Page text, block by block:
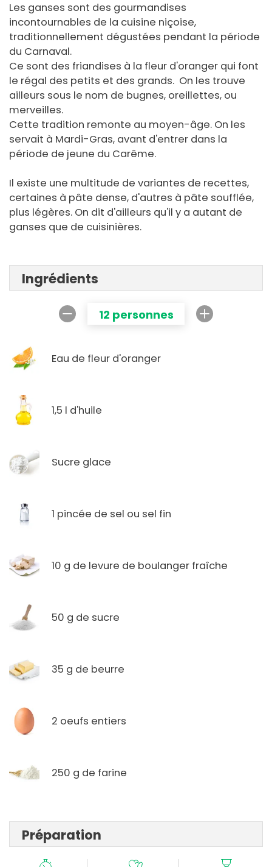
Les ganses sont des gourmandises
incontournables de la cuisine niçoise,
traditionnellement dégustées pendant la période
du Carnaval.
Ce sont des friandises à la fleur d'oranger qui font
le régal des petits et des grands. On les trouve
ailleurs sous le nom de bugnes, oreillettes, ou
merveilles.
Cette tradition remonte au moyen-âge. On les
servait à Mardi-Gras, avant d'entrer dans la
période de jeune du Carême.
Il existe une multitude de variantes de recettes,
certaines à pâte dense, d'autres à pâte soufflée,
plus légères. On dit d'ailleurs qu'il y a autant de
ganses que de cuisinières.
Ingrédients
12 personnes
Eau de fleur d'oranger
1,5 l d'huile
Sucre glace
1 pincée de sel ou sel fin
10 g de levure de boulanger fraîche
50 g de sucre
35 g de beurre
2 oeufs entiers
250 g de farine
Préparation